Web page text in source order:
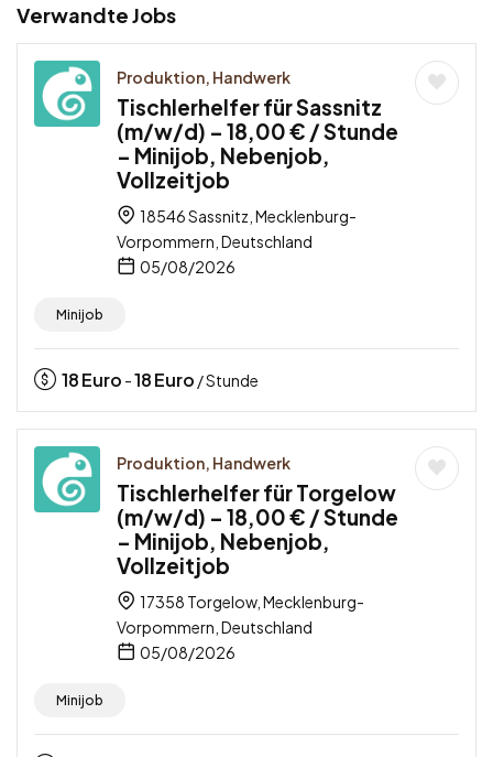
Verwandte Jobs
Produktion, Handwerk
Tischlerhelfer für Sassnitz
(m/w/d) – 18,00 € / Stunde
– Minijob, Nebenjob,
Vollzeitjob
18546 Sassnitz, Mecklenburg-
Vorpommern, Deutschland
05/08/2026
Minijob
18Euro -18Euro / Stunde
Produktion, Handwerk
Tischlerhelfer für Torgelow
(m/w/d) – 18,00 € / Stunde
– Minijob, Nebenjob,
Vollzeitjob
17358 Torgelow, Mecklenburg-
Vorpommern, Deutschland
05/08/2026
Minijob